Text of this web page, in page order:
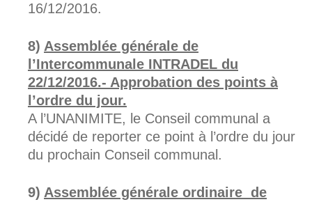
16/12/2016.
Assemblée générale de
l’Intercommunale INTRADEL du
22/12/2016.- Approbation des points à
l’ordre du jour.
A l’UNANIMITE, le Conseil communal a
décidé de reporter ce point à l’ordre du jour
du prochain Conseil communal.
Assemblée générale ordinaire de